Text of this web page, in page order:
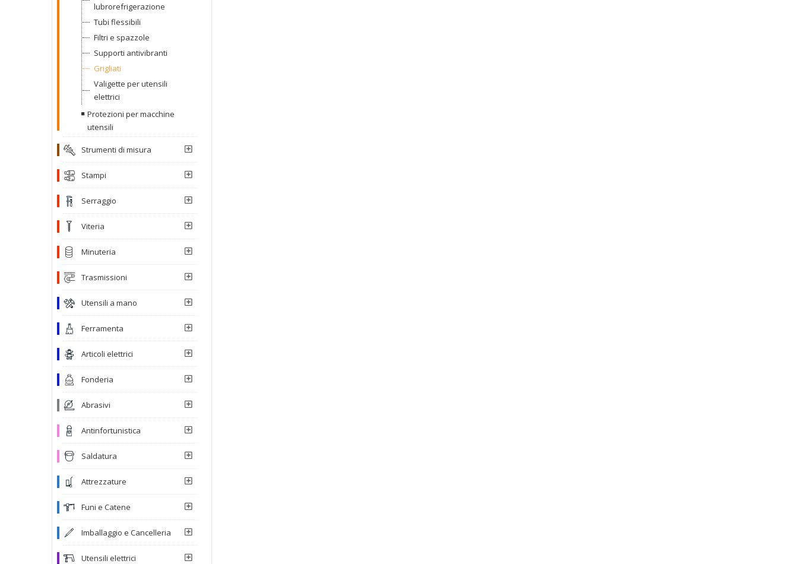
lubrorefrigerazione
Tubi flessibili
Filtri e spazzole
Supporti antivibranti
Grigliati
Valigette per utensili
elettrici
Protezioni per macchine
utensili
Strumenti di misura
Stampi
Serraggio
Viteria
Minuteria
Trasmissioni
Utensili a mano
Ferramenta
Articoli elettrici
Fonderia
Abrasivi
Antinfortunistica
Saldatura
Attrezzature
Funi e Catene
Imballaggio e Cancelleria
Utensili elettrici